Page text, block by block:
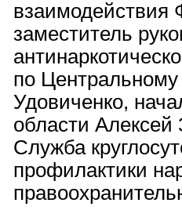
заместитель
по
Удовиченко,
области Алексей
Служба
профилактики